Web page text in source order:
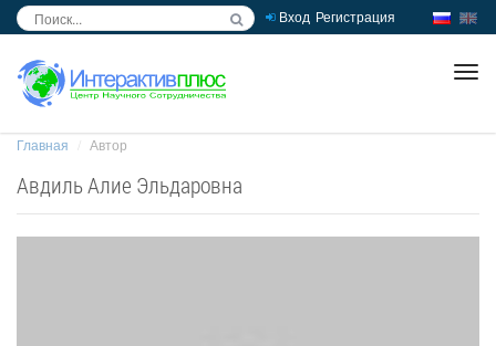
Вход Регистрация
Главная Автор
Авдиль Алие Эльдаровна